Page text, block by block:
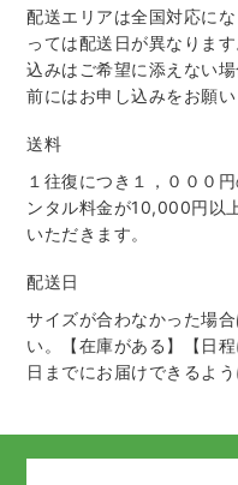
配送エリアは全国対応に
っては配送日が異なりま
込みはご希望に添えない
前にはお申し込みをお願い
送料
１往復につき１，０００
ンタル料金が10,000円以
いただきます。
配送日
サイズが合わなかった場
い。【在庫がある】【日
日までにお届けできるよ